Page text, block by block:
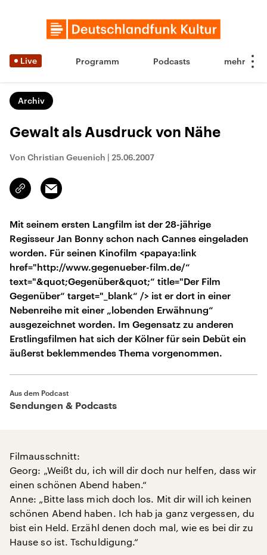
Live Programm Podcasts
Archiv
Gewalt als Ausdruck von Nähe
Von Christian Geuenich | 25.06.2007
Link
kopieren/teilen
Email
Mit seinem ersten Langfilm ist der 28-jährige
Regisseur Jan Bonny schon nach Cannes eingeladen
worden. Für seinen Kinofilm <papaya:link
href="http://www.gegenueber-film.de/“
text="&quot;Gegenüber&quot;“ title="Der Film
Gegenüber“ target="_blank“ /> ist er dort in einer
Nebenreihe mit einer „lobenden Erwähnung“
ausgezeichnet worden. Im Gegensatz zu anderen
Erstlingsfilmen hat sich der Kölner für sein Debüt ein
äußerst beklemmendes Thema vorgenommen.
Aus dem Podcast
Sendungen & Podcasts
Filmausschnitt:
Georg: „Weißt du, ich will dir doch nur helfen, dass wir
einen schönen Abend haben.“
Anne: „Bitte lass mich doch los. Mit dir will ich keinen
schönen Abend haben. Ich hab ja ganz vergessen, du
bist ein Held. Erzähl denen doch mal, wie es bei dir zu
Hause so ist. Tschuldigung.“